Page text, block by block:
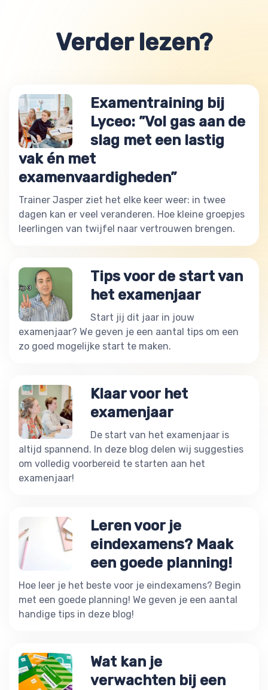
Verder lezen?
Examentraining bij
Lyceo: ”Vol gas aan de
slag met een lastig
vak én met
examenvaardigheden”
Trainer Jasper ziet het elke keer weer: in twee
dagen kan er veel veranderen. Hoe kleine groepjes
leerlingen van twijfel naar vertrouwen brengen.
Tips voor de start van
het examenjaar
Start jij dit jaar in jouw
examenjaar? We geven je een aantal tips om een
zo goed mogelijke start te maken.
Klaar voor het
examenjaar
De start van het examenjaar is
altijd spannend. In deze blog delen wij suggesties
om volledig voorbereid te starten aan het
examenjaar!
Leren voor je
eindexamens? Maak
een goede planning!
Hoe leer je het beste voor je eindexamens? Begin
met een goede planning! We geven je een aantal
handige tips in deze blog!
Wat kan je
verwachten bij een